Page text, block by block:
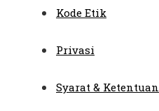
Kode Etik
Privasi
Syarat & Ketentuan